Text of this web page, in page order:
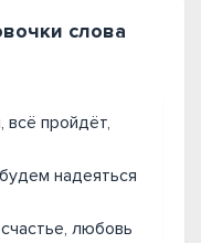
слова
всё пройдёт,
надеяться
любовь